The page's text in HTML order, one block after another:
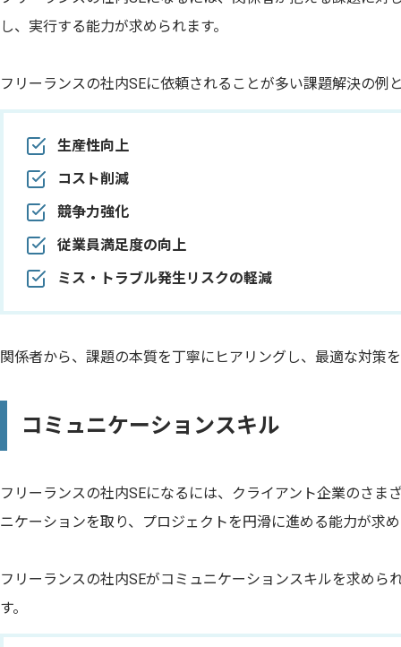
し、実行する能力が求められます。
フリーランスの社内SEに依頼されることが多い課題解決の例
生産性向上
コスト削減
競争力強化
従業員満足度の向上
ミス・トラブル発生リスクの軽減
関係者から、課題の本質を丁寧にヒアリングし、最適な対策
コミュニケーションスキル
フリーランスの社内SEになるには、クライアント企業のさま
ニケーションを取り、プロジェクトを円滑に進める能力が求
フリーランスの社内SEがコミュニケーションスキルを求めら
す。